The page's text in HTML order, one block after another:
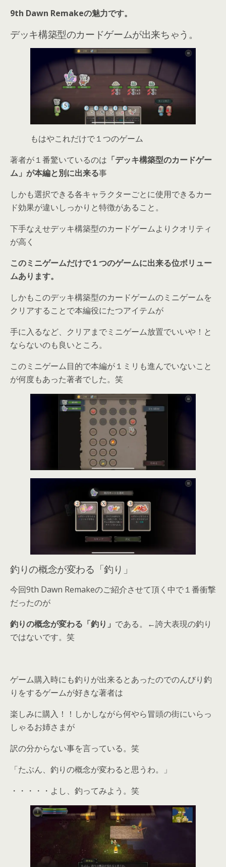
9th Dawn Remakeの魅力です。
デッキ構築型のカードゲームが出来ちゃう。
もはやこれだけで１つのゲーム
著者が１番驚いているのは 「デッキ構築型のカードゲー
ム」が本編と別に出来る事
しかも選択できる各キャラクターごとに使用できるカー
ド効果が違いしっかりと特徴があること。
下手なえせデッキ構築型のカードゲームよりクオリティ
が高く
このミニゲームだけで１つのゲームに出来る位ボリュー
ムあります。
しかもこのデッキ構築型のカードゲームのミニゲームを
クリアすることで本編役にたつアイテムが
手に入るなど、クリアまでミニゲーム放置でいいや！と
ならないのも良いところ。
このミニゲーム目的で本編が１ミリも進んでいないこと
が何度もあった著者でした。笑
釣りの概念が変わる「釣り」
今回9th Dawn Remakeのご紹介させて頂く中で１番衝撃
だったのが
釣りの概念が変わる「釣り」 である。←誇大表現の釣り
ではないです。笑
ゲーム購入時にも釣りが出来るとあったのでのんびり釣
りをするゲームが好きな著者は
楽しみに購入！！しかしながら何やら冒頭の街にいらっ
しゃるお姉さまが
訳の分からない事を言っている。笑
「たぶん、釣りの概念が変わると思うわ。」
・・・・・よし、釣ってみよう。笑